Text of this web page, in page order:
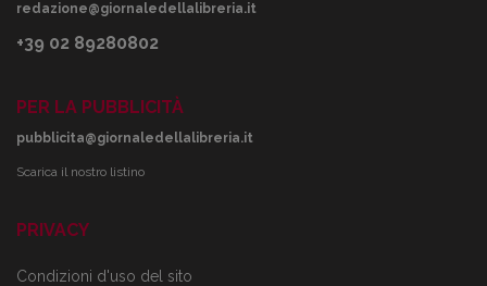
redazione@giornaledellalibreria.it
+39 02 89280802
PER LA PUBBLICITÀ
pubblicita@giornaledellalibreria.it
Scarica il nostro listino
PRIVACY
Condizioni d'uso del sito